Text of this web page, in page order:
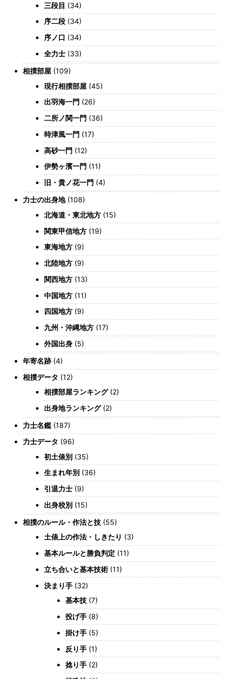
三段目 (34)
序二段 (34)
序ノ口 (34)
全力士 (33)
相撲部屋 (109)
現行相撲部屋 (45)
出羽海一門 (26)
二所ノ関一門 (36)
時津風一門 (17)
高砂一門 (12)
伊勢ヶ濱一門 (11)
旧・貴ノ花一門 (4)
力士の出身地(108)
北海道・東北地方 (15)
関東甲信地方 (19)
東海地方 (9)
北陸地方 (9)
関西地方 (13)
中国地方 (11)
四国地方 (9)
九州・沖縄地方 (17)
外国出身 (5)
年寄名跡(4)
相撲データ (12)
相撲部屋ランキング(2)
出身地ランキング(2)
力士名鑑 (187)
力士データ (96)
初土俵別 (35)
生まれ年別 (36)
引退力士 (9)
出身校別 (15)
相撲のルール・作法と技 (55)
土俵上の作法・しきたり (3)
基本ルールと勝負判定 (11)
立ち合いと基本技術 (11)
決まり手 (32)
基本技 (7)
投げ手 (8)
掛け手 (5)
反り手 (1)
捻り手 (2)